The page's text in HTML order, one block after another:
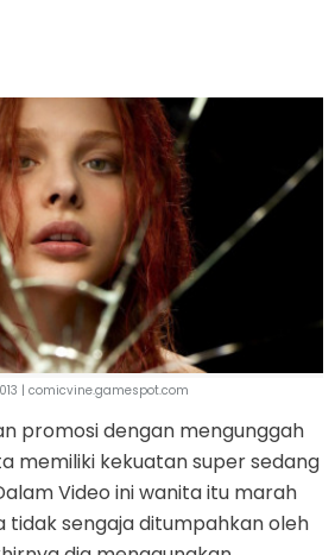
| comicvine.gamespot.com
promosi dengan mengunggah
memiliki kekuatan super sedang
Video ini wanita itu marah
tidak sengaja ditumpahkan oleh